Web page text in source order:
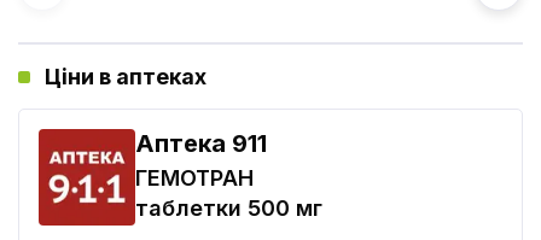
Ціни в аптеках
Aптека 911
ГЕМОТРАН
таблетки 500 мг